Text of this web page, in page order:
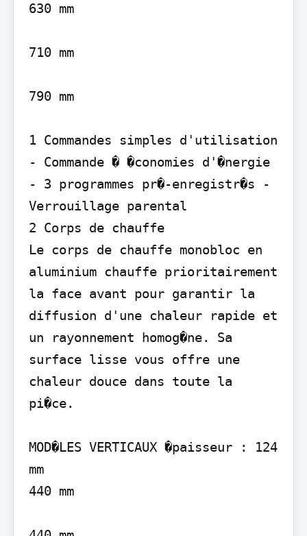
630 mm
710 mm
790 mm
1 Commandes simples d'utilisation
- Commande � �conomies d'�nergie
- 3 programmes pr�-enregistr�s -
Verrouillage parental
2 Corps de chauffe
Le corps de chauffe monobloc en
aluminium chauffe prioritairement
la face avant pour garantir la
diffusion d'une chaleur rapide et
un rayonnement homog�ne. Sa
surface lisse vous offre une
chaleur douce dans toute la
pi�ce.
MOD�LES VERTICAUX �paisseur : 124
mm
440 mm